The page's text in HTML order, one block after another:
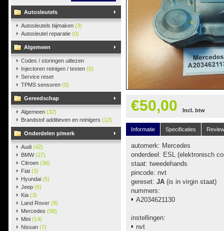
Autosleutels
Autosleutels bijmaken (3)
Autosleutel reparatie (0)
Algemeen
Codes / storingen uitlezen
Injectoren reinigen / testen (0)
Service reset
TPMS sensoren (0)
Gereedschap
Algemeen (32)
Brandstof additieven en reinigers (12)
Onderdelen p/merk
Audi (42)
BMW(27)
Citroen (36)
Fiat (3)
Hyundai (5)
Jeep (6)
Kia (3)
Land Rover (9)
Mercedes (98)
Mini (14)
Nissan (7)
€50,00 Incl. btw
Informatie Specificaties
automerk: Mercedes
onderdeel: ESL (elektronisch
staat: tweedehands
pincode: nvt
gereset: JA (is in virgin staat)
nummers:
A2034621130
instellingen:
nvt